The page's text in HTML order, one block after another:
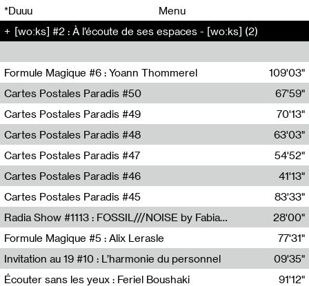
*Duuu
Menu
[woːks] #2 : À l’écoute de ses espaces - [woːks] (2)
Formule Magique #6 : Yoann Thommerel
Nathalie Lacroix,Yoann Thommerel
109'03"
Cartes Postales Paradis #50
Zoé Leroux
67'59"
Cartes Postales Paradis #49
Aurore Portales
70'13"
Cartes Postales Paradis #48
Mathias Dupaquier
63'03"
Cartes Postales Paradis #47
Raymond Engramer
54'52"
Cartes Postales Paradis #46
Sarah Banville
41'13"
Cartes Postales Paradis #45
Mateo Cuin
83'33"
Radia Show #1113 : FOSSIL///NOISE by Fabiana Gibim / Wave Farm
Wave Farm
28'00"
Formule Magique #5 : Alix Lerasle
Nathalie Lacroix
77'31"
Invitation au 19 #10 : L’harmonie du personnel
19, CRAC
09'35"
Écouter sans les yeux : Feriel Boushaki
91'12"
00 00
00 00